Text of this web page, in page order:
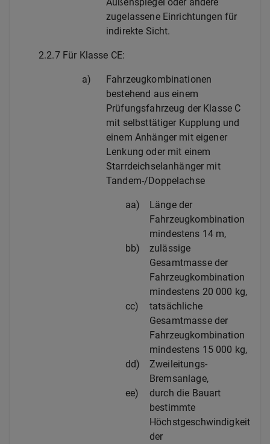
zugelassene Einrichtungen für
indirekte Sicht.
2.2.7 Für Klasse CE:
a)
Fahrzeugkombinationen
bestehend aus einem
Prüfungsfahrzeug der Klasse C
mit selbsttätiger Kupplung und
einem Anhänger mit eigener
Lenkung oder mit einem
Starrdeichselanhänger mit
Tandem-/Doppelachse
aa)
Länge der
Fahrzeugkombination
mindestens 14 m,
bb)
zulässige
Gesamtmasse der
Fahrzeugkombination
mindestens 20 000 kg,
cc)
tatsächliche
Gesamtmasse der
Fahrzeugkombination
mindestens 15 000 kg,
dd)
Zweileitungs-
Bremsanlage,
ee)
durch die Bauart
bestimmte
Höchstgeschwindigkeit
der